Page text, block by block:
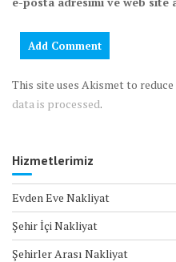
This site uses Akismet to reduce
data is processed.
Hizmetlerimiz
Evden Eve Nakliyat
Şehir İçi Nakliyat
Şehirler Arası Nakliyat